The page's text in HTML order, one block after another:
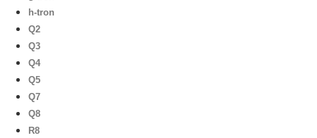
h-tron
Q2
Q3
Q4
Q5
Q7
Q8
R8